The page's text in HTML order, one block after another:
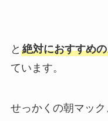
と 絶対におすすめ
ています。
せっかくの朝マック